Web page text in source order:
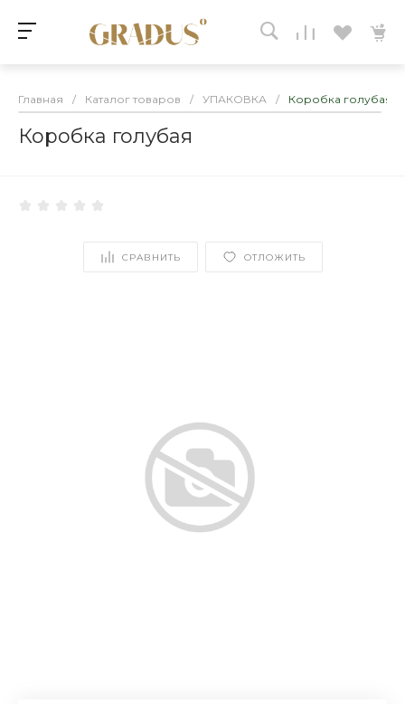
Главная / Каталог товаров / УПАКОВКА / Коробка голубая
Коробка голубая
СРАВНИТЬ ОТЛОЖИТЬ